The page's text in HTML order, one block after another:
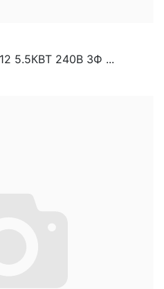
5.5КВТ 240В 3Ф ...